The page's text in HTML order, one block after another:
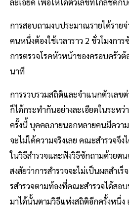
การสอบถามงบประมาณรายได้ราย
คนหนึ่งต้องใช้เวลาราว 2 ชั่วโมงกา
การตรวจโรคหัวหน้าของครอบครัวต้
นาที
การรวบรวมสถิติและจําแนกตัวเลข
ก็ได้กระทํากันอย่างละเอียดในระหว่
ครั้งนี้ บุคคลภายนอกหลายคนมีควา
จะไม่ได้ความจริงเลย คณะสํารวจจึ
ในวิธีสํารวจและฟังวิธีซักถามด้วยตน
สงสัยว่าการสํารวจจะไม่เป็นผลสําเ
รสํารวจตามท้องที่คณะสำรวจได้สอ
มาได้นั้นตามวิธีแห่งสถิติอีกครั้งหนึ่ง